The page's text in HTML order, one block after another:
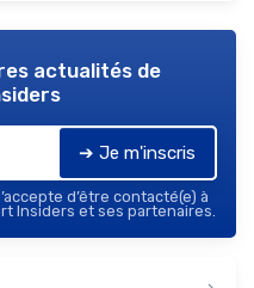
actualités de
➔ Je m'inscris
d’être contacté(e) à
Insiders et ses partenaires.